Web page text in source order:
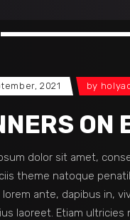
2021 by
ON
dolor sit amet,
theme natoque
lorem ante, dapibus in,
laoreet. Etiam ultricies